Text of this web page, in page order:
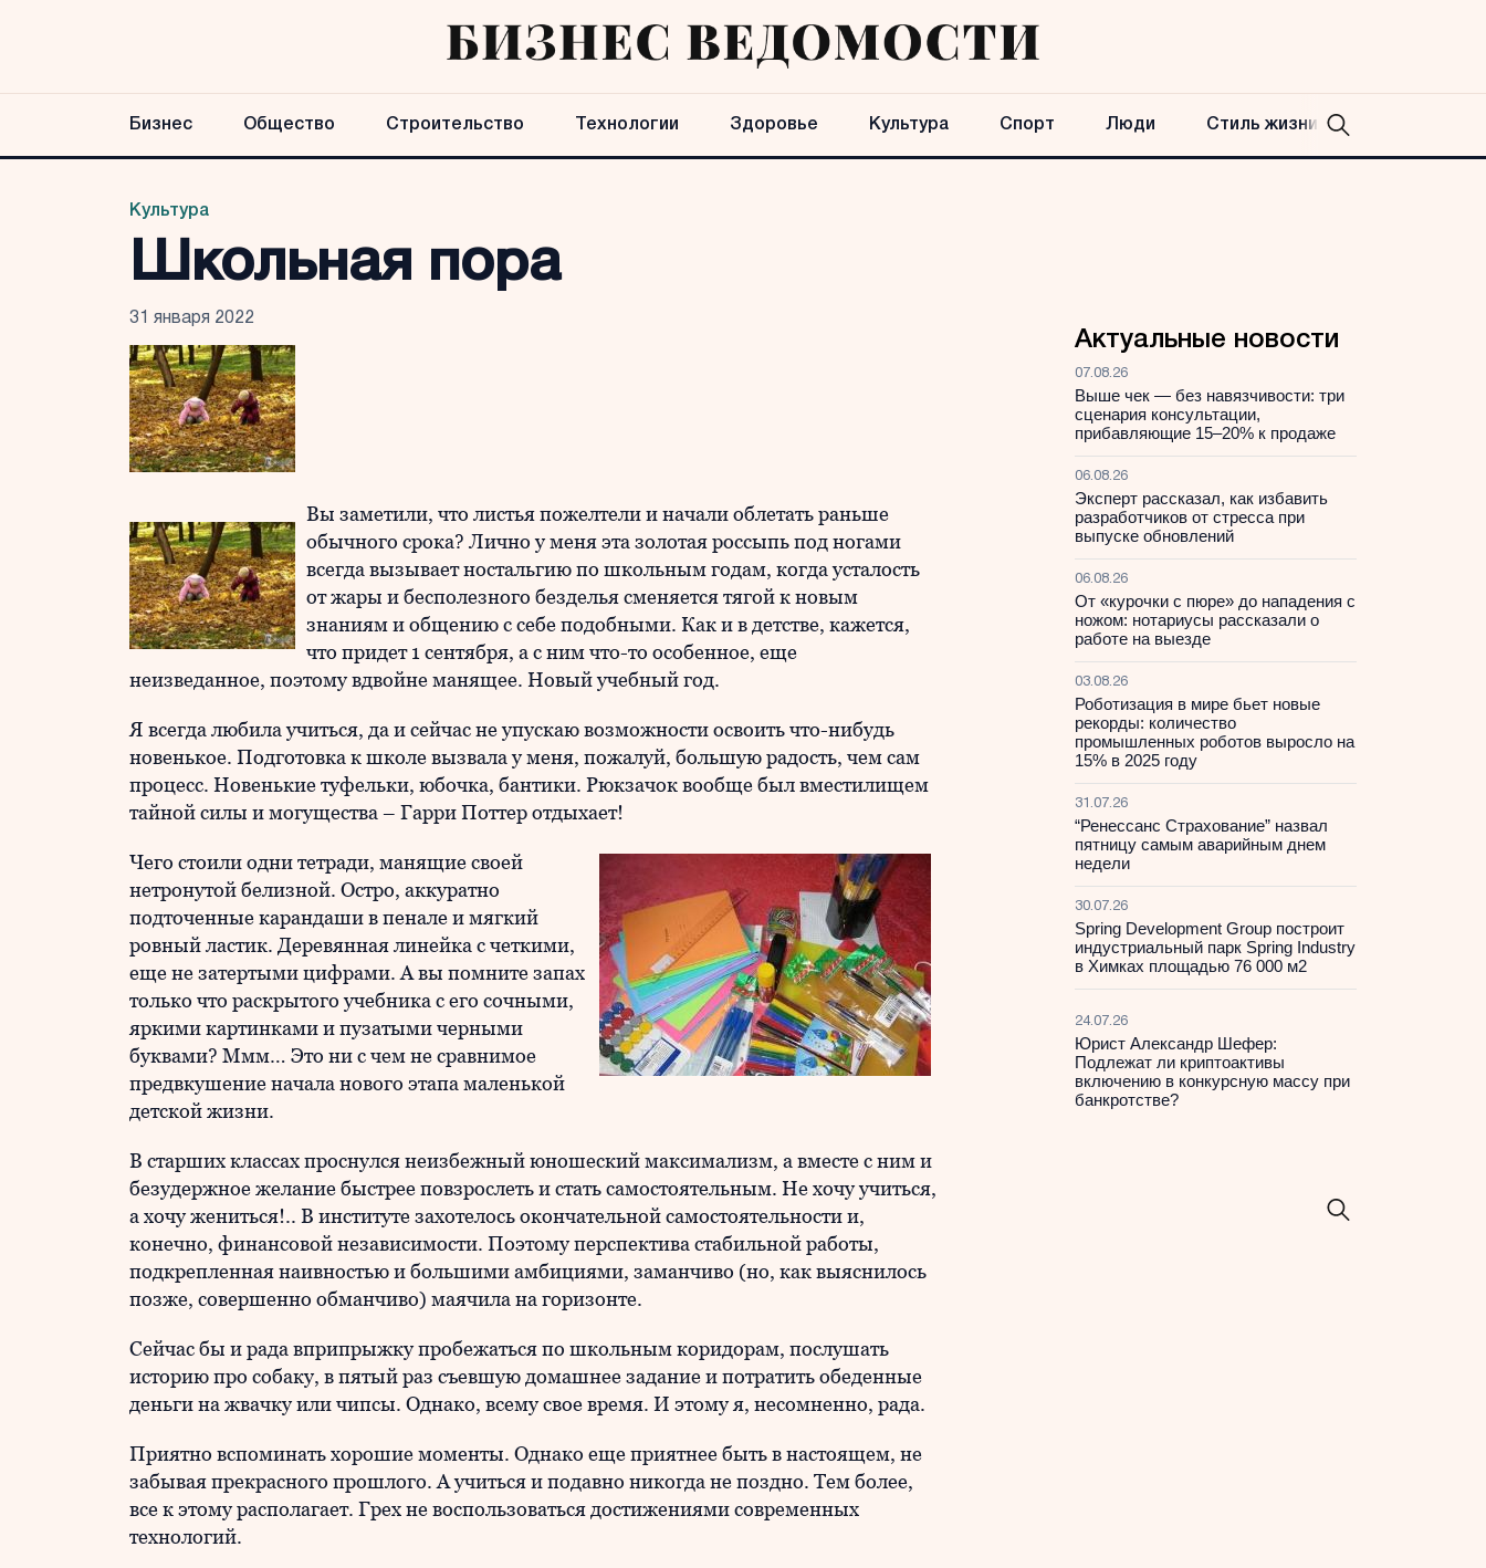
Бизнес Общество Строительство Технологии Здоровье Культура Спорт Люди Стиль жизни
Культура
Школьная пора
31 января 2022
Вы заметили, что листья пожелтели и начали облетать раньше
обычного срока? Лично у меня эта золотая россыпь под ногами
всегда вызывает ностальгию по школьным годам, когда усталость
от жары и бесполезного безделья сменяется тягой к новым
знаниям и общению с себе подобными. Как и в детстве, кажется,
что придет 1 сентября, а с ним что-то особенное, еще
неизведанное, поэтому вдвойне манящее. Новый учебный год.
Я всегда любила учиться, да и сейчас не упускаю возможности освоить что-нибудь
новенькое. Подготовка к школе вызвала у меня, пожалуй, большую радость, чем сам
процесс. Новенькие туфельки, юбочка, бантики. Рюкзачок вообще был вместилищем
тайной силы и могущества – Гарри Поттер отдыхает!
Чего стоили одни тетради, манящие своей
нетронутой белизной. Остро, аккуратно
подточенные карандаши в пенале и мягкий
ровный ластик. Деревянная линейка с четкими,
еще не затертыми цифрами. А вы помните запах
только что раскрытого учебника с его сочными,
яркими картинками и пузатыми черными
буквами? Ммм… Это ни с чем не сравнимое
предвкушение начала нового этапа маленькой
детской жизни.
В старших классах проснулся неизбежный юношеский максимализм, а вместе с ним и
безудержное желание быстрее повзрослеть и стать самостоятельным. Не хочу учиться,
а хочу жениться!.. В институте захотелось окончательной самостоятельности и,
конечно, финансовой независимости. Поэтому перспектива стабильной работы,
подкрепленная наивностью и большими амбициями, заманчиво (но, как выяснилось
позже, совершенно обманчиво) маячила на горизонте.
Сейчас бы и рада вприпрыжку пробежаться по школьным коридорам, послушать
историю про собаку, в пятый раз съевшую домашнее задание и потратить обеденные
деньги на жвачку или чипсы. Однако, всему свое время. И этому я, несомненно, рада.
Приятно вспоминать хорошие моменты. Однако еще приятнее быть в настоящем, не
забывая прекрасного прошлого. А учиться и подавно никогда не поздно. Тем более,
все к этому располагает. Грех не воспользоваться достижениями современных
технологий.
Актуальные новости
07.08.26
Выше чек — без навязчивости: три
сценария консультации,
прибавляющие 15–20% к продаже
06.08.26
Эксперт рассказал, как избавить
разработчиков от стресса при
выпуске обновлений
06.08.26
От «курочки с пюре» до нападения с
ножом: нотариусы рассказали о
работе на выезде
03.08.26
Роботизация в мире бьет новые
рекорды: количество
промышленных роботов выросло на
15% в 2025 году
31.07.26
“Ренессанс Страхование” назвал
пятницу самым аварийным днем
недели
30.07.26
Spring Development Group построит
индустриальный парк Spring Industry
в Химках площадью 76 000 м2
24.07.26
Юрист Александр Шефер:
Подлежат ли криптоактивы
включению в конкурсную массу при
банкротстве?